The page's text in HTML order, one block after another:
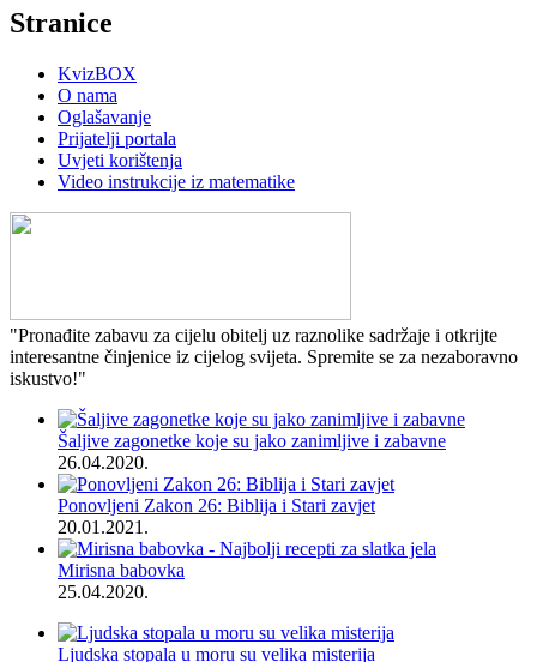
Stranice
KvizBOX
O nama
Oglašavanje
Prijatelji portala
Uvjeti korištenja
Video instrukcije iz matematike
"Pronađite zabavu za cijelu obitelj uz raznolike sadržaje i otkrijte
interesantne činjenice iz cijelog svijeta. Spremite se za nezaboravno
iskustvo!"
Šaljive zagonetke koje su jako zanimljive i zabavne
26.04.2020.
Ponovljeni Zakon 26: Biblija i Stari zavjet
20.01.2021.
Mirisna babovka
25.04.2020.
Ljudska stopala u moru su velika misterija